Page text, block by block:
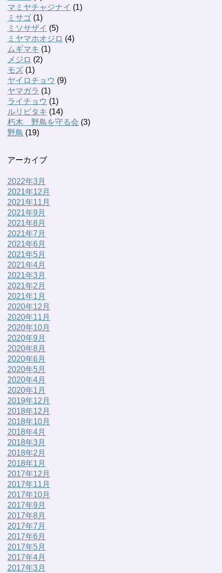
マミヤチャジナイ (1)
ミサゴ (1)
ミソサザイ (5)
ミヤマホオジロ (4)
ムギマキ (1)
メジロ (2)
モズ (1)
ヤイロチョウ (9)
ヤマガラ (1)
ライチョウ (1)
ルリビタキ (14)
朽木 野鳥を守る会 (3)
野鳥 (19)
アーカイブ
2022年3月
2021年12月
2021年11月
2021年9月
2021年8月
2021年7月
2021年6月
2021年5月
2021年4月
2021年3月
2021年2月
2021年1月
2020年12月
2020年11月
2020年10月
2020年9月
2020年8月
2020年6月
2020年5月
2020年4月
2020年1月
2019年12月
2018年12月
2018年10月
2018年4月
2018年3月
2018年2月
2018年1月
2017年12月
2017年11月
2017年10月
2017年9月
2017年8月
2017年7月
2017年6月
2017年5月
2017年4月
2017年3月